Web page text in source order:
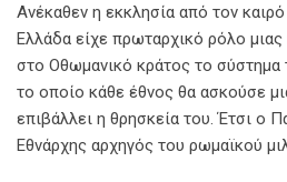
Ανέκαθεν η εκκλησία από τον
Ελλάδα είχε πρωταρχικό ρόλο
στο Οθωμανικό κράτος το
το οποίο κάθε έθνος θα ασκούσε
επιβάλλει η θρησκεία του. Έτσι ο
Εθνάρχης αρχηγός του ρωμαϊκού